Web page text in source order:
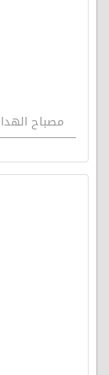
مصباح الهداية